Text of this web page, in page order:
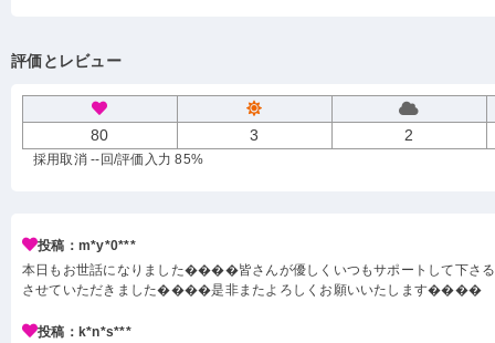
評価とレビュー
80 3 2
採用取消 --回/評価入力 85%
投稿：m*y*0***
本日もお世話になりました����皆さんが優しくいつもサポートして下さ
させていただきました����是非またよろしくお願いいたします����
投稿：k*n*s***